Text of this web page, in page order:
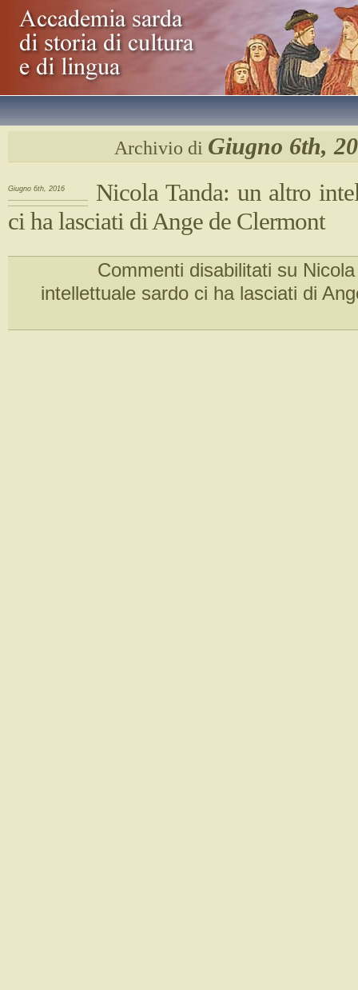
Archivio di Giugno 6th,
Giugno 6th, 2016
Nicola Tanda: un altro
ci ha lasciati di Ange de Clermont
Commenti disabilitati su
intellettuale sardo ci ha lasciati di